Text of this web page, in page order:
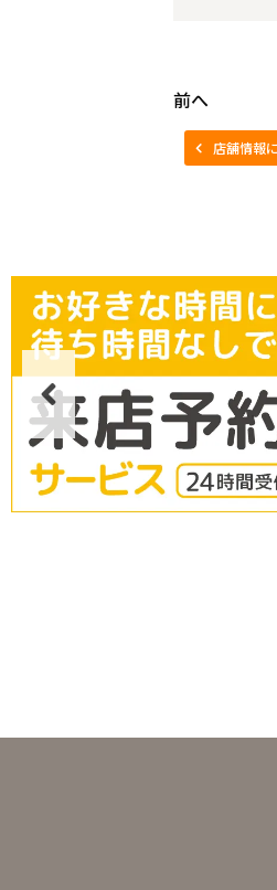
前へ
店舗情報